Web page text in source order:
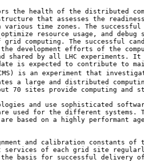
the health of the distributed
that assesses the
time zones. The
optimize resource usage, and
computing. The successful
development efforts of the
by all LHC experiments. It
is expected to contribute to
(CMS) is an experiment that
a large and distributed
70 sites provide computing and
and use sophisticated
used for the different systems.
based on a highly performant
and calibration constants
of each grid site
basis for successful delivery of